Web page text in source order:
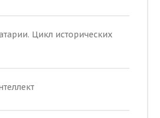
Цикл исторических